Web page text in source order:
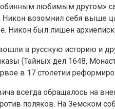
любимым другом»
возомнил себя выше
Никон был лишен
в русскую историю и
(Тайных дел 1648,
в 17 столетии
всегда обращалось на
поляков. На Земском